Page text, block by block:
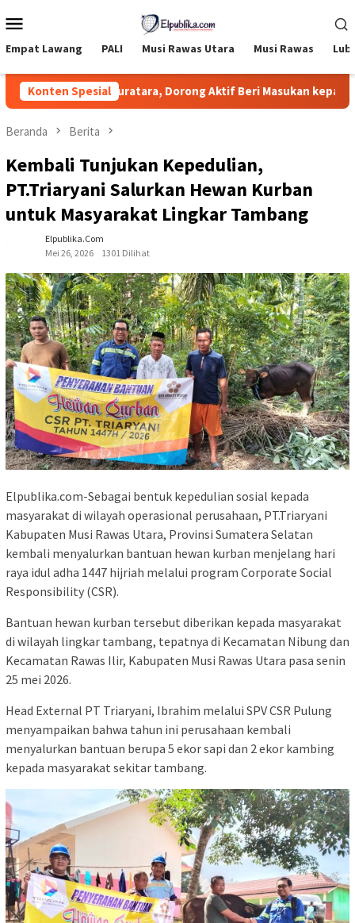
ke
Mobile
Empat Lawang PALI Musi Rawas Utara Musi Rawas
Konten Spesial
Pemuda Muratara, Dorong Aktif Beri Masukan kepada DPRD
Beranda Berita
Kembali Tunjukan Kepedulian,
PT.Triaryani Salurkan Hewan Kurban
untuk Masyarakat Lingkar Tambang
Elpublika.com
Mei 26, 2026
1301 Dilihat
Elpublika.com-Sebagai bentuk kepedulian sosial kepada
masyarakat di wilayah operasional perusahaan, PT.Triaryani
Kabupaten Musi Rawas Utara, Provinsi Sumatera Selatan
kembali menyalurkan bantuan hewan kurban menjelang hari
raya idul adha 1447 hijriah melalui program Corporate Social
Responsibility (CSR).
Bantuan hewan kurban tersebut diberikan kepada masyarakat
di wilayah lingkar tambang, tepatnya di Kecamatan Nibung dan
Kecamatan Rawas Ilir, Kabupaten Musi Rawas Utara pasa senin
25 mei 2026.
Head External PT Triaryani, Ibrahim melalui SPV CSR Pulung
menyampaikan bahwa tahun ini perusahaan kembali
menyalurkan bantuan berupa 5 ekor sapi dan 2 ekor kambing
kepada masyarakat sekitar tambang.